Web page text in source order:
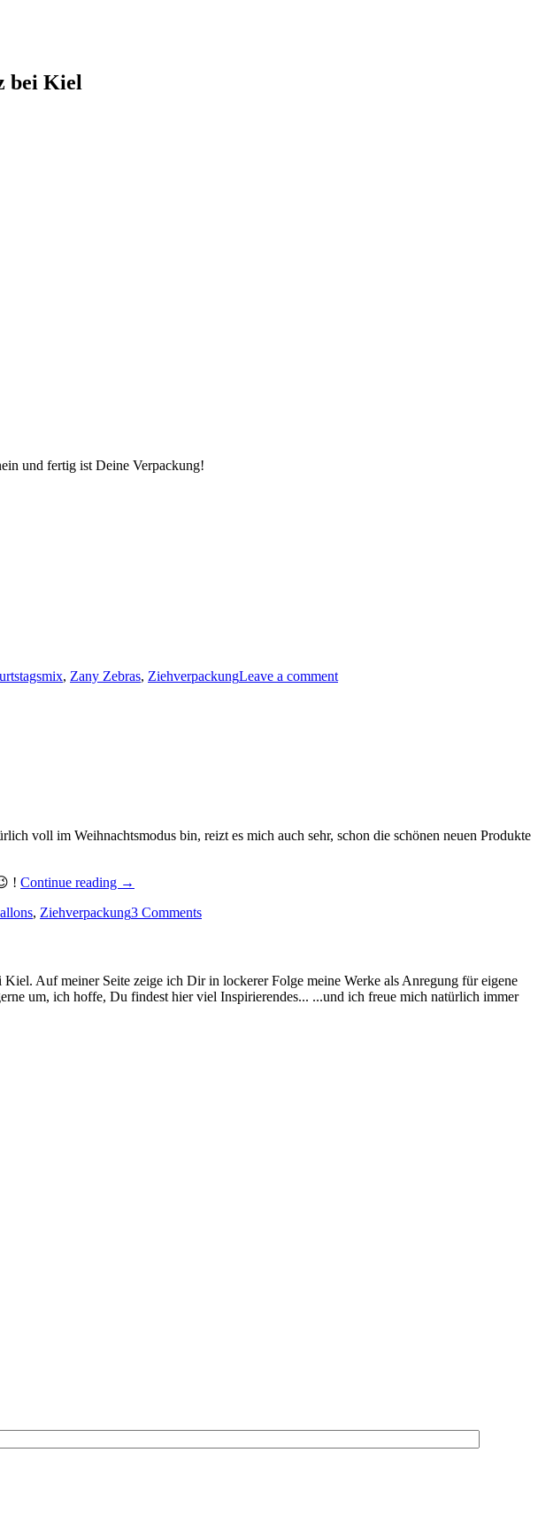
bei Kiel
und fertig ist Deine Verpackung!
, Zany Zebras, ZiehverpackungLeave a comment
voll im Weihnachtsmodus bin, reizt es mich auch sehr, schon die schönen neuen Produkte
! Continue reading
„Viele
Ballons…“
→
, Ziehverpackung3 Comments
Auf meiner Seite zeige ich Dir in lockerer Folge meine Werke als Anregung für eigene
um, ich hoffe, Du findest hier viel Inspirierendes... ...und ich freue mich natürlich immer